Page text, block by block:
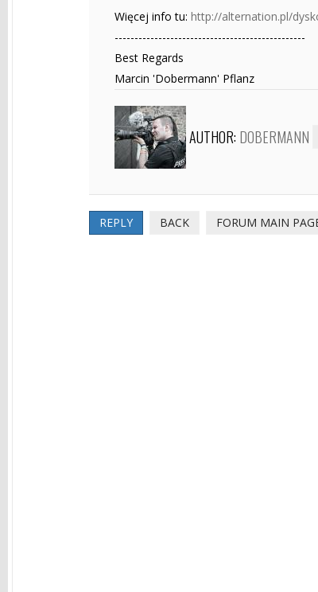
Więcej info tu: http://alternation.pl/
------------------------------------------------
Best Regards
Marcin 'Dobermann' Pflanz
AUTHOR: DOBERMANN
REPLY BACK FORUM MAIN